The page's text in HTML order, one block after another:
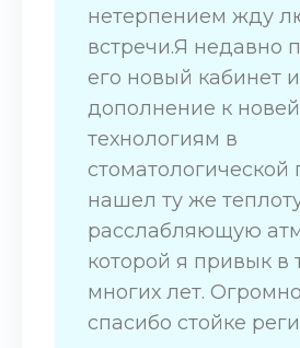
нетерпением жду
встречи.Я недавно
его новый кабинет
дополнение к
технологиям в
нашел ту же
расслабляющую
которой я привык в
многих лет.
спасибо стойке